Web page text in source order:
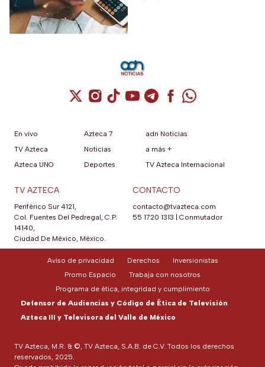
Cuenta de X / Twitter (se abre en una
Cuenta de Instagram (se abre en una
Cuenta de TikTok (se abre en
Cuenta de YouTube (se abre
Cuenta de Telegram (se
Cuenta de
Cuenta de
En vivo
TV Azteca
Azteca UNO
Azteca 7
Noticias
Deportes
adn Noticias
a más +
TV Azteca Internacional
TV AZTECA
Periférico Sur 4121,
Col. Fuentes Del Pedregal, C.P.
14140,
Ciudad De México, México.
CONTACTO
contacto@tvazteca.com
55 1720 1313
Conmutador
TV Azteca, M.R. & ©, TV Azteca, S.A.B. de C.V. Todos los derechos
reservados, 2025.
Aviso de privacidad Derechos
Inversionistas
Promo Espacio
Trabaja con nosotros
Programa de ética, integridad y cumplimiento
Defensor de Audiencias y Código de Ética de Televisión
Azteca III y Televisora del Valle de México